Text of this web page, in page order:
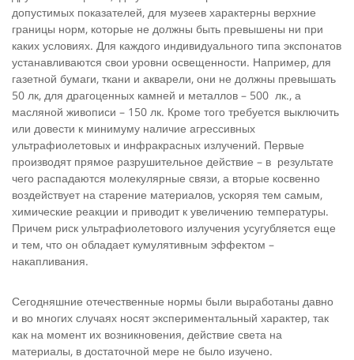
допустимых показателей, для музеев характерны верхние
границы норм, которые не должны быть превышены ни при
каких условиях. Для каждого индивидуального типа экспонатов
устанавливаются свои уровни освещенности. Например, для
газетной бумаги, ткани и акварели, они не должны превышать
50 лк, для драгоценных камней и металлов – 500 лк., а
масляной живописи – 150 лк. Кроме того требуется выключить
или довести к минимуму наличие агрессивных
ультрафиолетовых и инфракрасных излучений. Первые
производят прямое разрушительное действие – в результате
чего распадаются молекулярные связи, а вторые косвенно
воздействует на старение материалов, ускоряя тем самым,
химические реакции и приводит к увеличению температуры.
Причем риск ультрафиолетового излучения усугубляется еще
и тем, что он обладает кумулятивным эффектом –
накапливания.
Сегодняшние отечественные нормы были выработаны давно
и во многих случаях носят экспериментальный характер, так
как на момент их возникновения, действие света на
материалы, в достаточной мере не было изучено.